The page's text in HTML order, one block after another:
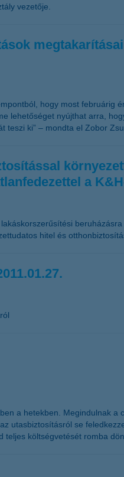
vezetője.
megtakarításai
hogy most
lehetőséget nyújthat arra,
ki” – mondta el Zobor
a
hitel és
a hetekben. Megindulnak
utasbiztosításról se
teljes költségvetését romba